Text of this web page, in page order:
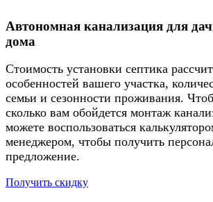
Автономная канализация для
дома
Стоимость установки септика
особенностей вашего участка,
семьи и сезонности проживания.
сколько вам обойдется монтаж
можете воспользоваться
менеджером, чтобы получить
предложение.
Получить скидку